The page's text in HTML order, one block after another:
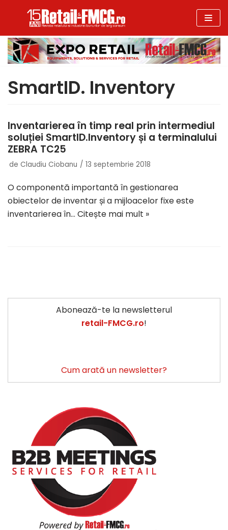
la
conținut
SmartID. Inventory
Inventarierea în timp real prin intermediul
soluției SmartID.Inventory și a terminalului
ZEBRA TC25
de Claudiu Ciobanu 13 septembrie 2018
O componentă importantă în gestionarea
obiectelor de inventar și a mijloacelor fixe este
inventarierea în… Citește mai mult »
Abonează-te la newsletterul
retail-FMCG.ro!
Cum arată un newsletter?